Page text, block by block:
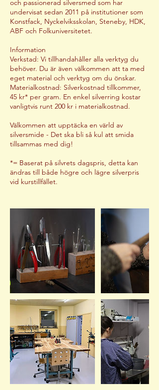
och passionerad silversmed som har
undervisat sedan 2011 på institutioner som
Konstfack, Nyckelviksskolan, Steneby, HDK,
ABF och Folkuniversitetet.
Information
Verkstad: Vi tillhandahåller alla verktyg du
behöver. Du är även välkommen att ta med
eget material och verktyg om du önskar.
Materialkostnad: Silverkostnad tillkommer,
45 kr* per gram. En enkel silverring kostar
vanligtvis runt 200 kr i materialkostnad.
Välkommen att upptäcka en värld av
silversmide - Det ska bli så kul att smida
tillsammas med dig!
*= Baserat på silvrets dagspris, detta kan
ändras till både högre och lägre silverpris
vid kurstillfället.